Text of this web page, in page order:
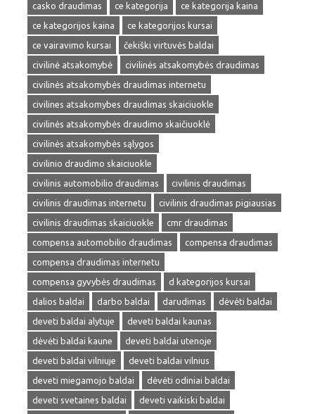
casko draudimas
ce kategorija
ce kategorija kaina
ce kategorijos kaina
ce kategorijos kursai
ce vairavimo kursai
čekiški virtuvės baldai
civilinė atsakomybė
civilinės atsakomybės draudimas
civilinės atsakomybės draudimas internetu
civilines atsakomybes draudimas skaiciuokle
civilinės atsakomybės draudimo skaičiuoklė
civilinės atsakomybės sąlygos
civilinio draudimo skaiciuokle
civilinis automobilio draudimas
civilinis draudimas
civilinis draudimas internetu
civilinis draudimas pigiausias
civilinis draudimas skaiciuokle
cmr draudimas
compensa automobilio draudimas
compensa draudimas
compensa draudimas internetu
compensa gyvybės draudimas
d kategorijos kursai
dalios baldai
darbo baldai darudimas
dėvėti baldai
deveti baldai alytuje
deveti baldai kaunas
dėvėti baldai kaune
deveti baldai utenoje
deveti baldai vilniuje
deveti baldai vilnius
deveti miegamojo baldai
dėvėti odiniai baldai
deveti svetaines baldai
deveti vaikiski baldai